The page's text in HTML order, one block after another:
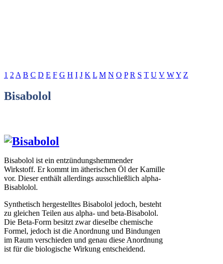
1 2 A B C D E F G H I J K L M N O P R S T U V WY Z
Bisabolol
Bisabolol ist ein entzündungshemmender
Wirkstoff. Er kommt im ätherischen Öl der Kamille
vor. Dieser enthält allerdings ausschließlich alpha-
Bisablolol.
Synthetisch hergestelltes Bisabolol jedoch, besteht
zu gleichen Teilen aus alpha- und beta-Bisabolol.
Die Beta-Form besitzt zwar dieselbe chemische
Formel, jedoch ist die Anordnung und Bindungen
im Raum verschieden und genau diese Anordnung
ist für die biologische Wirkung entscheidend.